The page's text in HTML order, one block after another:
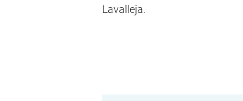
Lavalleja.